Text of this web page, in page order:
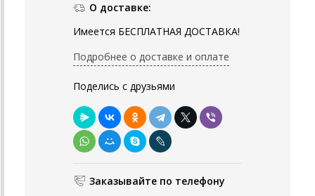
О доставке:
Имеется БЕСПЛАТНАЯ ДОСТАВКА!
Подробнее о доставке и оплате
Поделись с друзьями
Заказывайте по телефону